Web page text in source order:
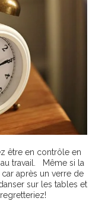
être en contrôle en
travail. Même si la
après un verre de
sur les tables et